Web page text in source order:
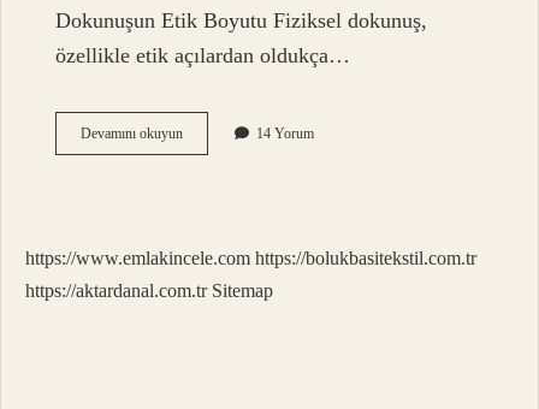
Dokunuşun Etik Boyutu Fiziksel dokunuş,
özellikle etik açılardan oldukça…
Devamını okuyunFiziksel
dokunuş
14 Yorum
https://www.emlakincele.com https://bolukbasitekstil.com.tr
https://aktardanal.com.tr Sitemap